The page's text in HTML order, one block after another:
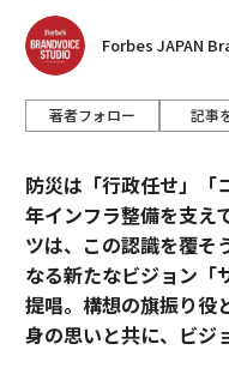
Forbes JAPAN
著者フォロー 記事
防災は「行政任せ」「
年インフラ整備を支え
ツは、この認識を覆そ
なる新たなビジョン
提唱。構想の旗振り役
身の思いと共に、ビジ